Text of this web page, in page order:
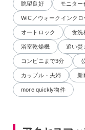
眺望良好 モニター
WIC／ウォークインクロ
オートロック 食洗
浴室乾燥機 追い焚
コンビニまで3分
カップル・夫婦 新
more quickly物件